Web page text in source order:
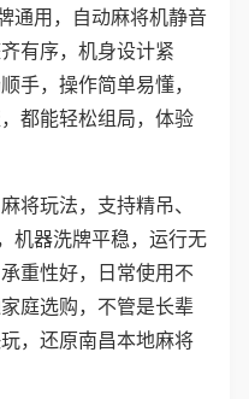
通用，自动麻将机静音
有序，机身设计紧
手，操作简单易懂，
都能轻松组局，体验
将玩法，支持精吊、
机器洗牌平稳，运行无
重性好，日常使用不
庭选购，不管是长辈
，还原南昌本地麻将